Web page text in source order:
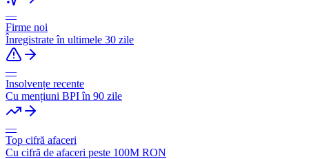
—
Firme noi
Înregistrate în ultimele 30 zile
—
Insolvențe recente
Cu mențiuni BPI în 90 zile
—
Top cifră afaceri
Cu cifră de afaceri peste 100M RON